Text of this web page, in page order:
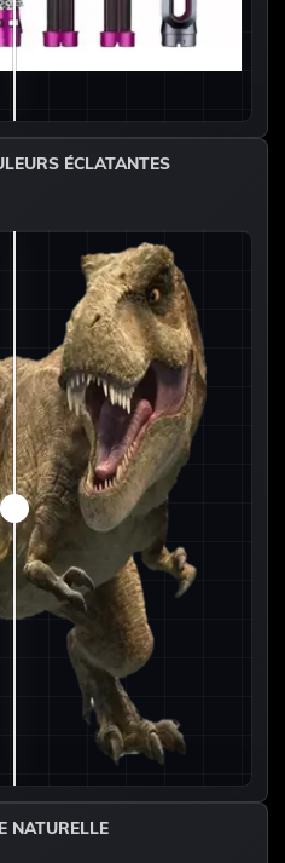
ÉCLATANTES
NATURELLE